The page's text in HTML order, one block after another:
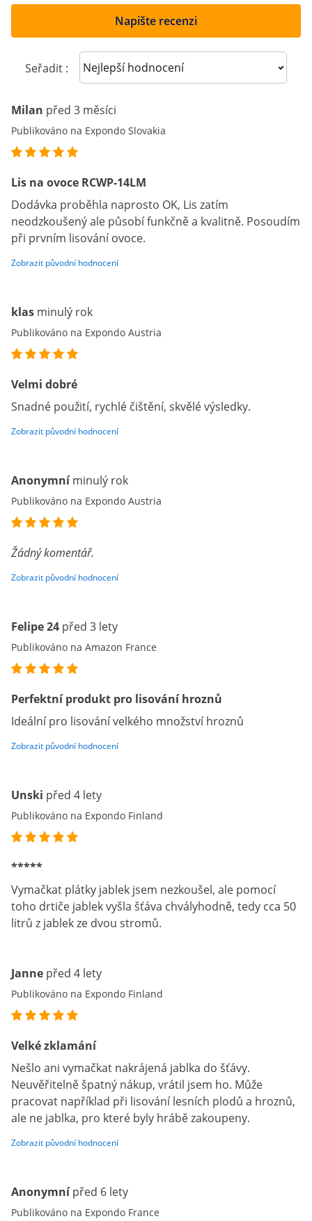
Napište recenzi
Seřadit : Sort reviews
Milan před 3 měsíci
Publikováno na Expondo Slovakia
Lis na ovoce RCWP-14LM
Dodávka proběhla naprosto OK, Lis zatím
neodzkoušený ale působí funkčně a kvalitně. Posoudím
při prvním lisování ovoce.
Zobrazit původní hodnocení
klas minulý rok
Publikováno na Expondo Austria
Velmi dobré
Snadné použití, rychlé čištění, skvělé výsledky.
Zobrazit původní hodnocení
Anonymní minulý rok
Publikováno na Expondo Austria
Žádný komentář.
Zobrazit původní hodnocení
Felipe 24 před 3 lety
Publikováno na Amazon France
Perfektní produkt pro lisování hroznů
Ideální pro lisování velkého množství hroznů
Zobrazit původní hodnocení
Unski před 4 lety
Publikováno na Expondo Finland
*****
Vymačkat plátky jablek jsem nezkoušel, ale pomocí
toho drtiče jablek vyšla šťáva chvályhodně, tedy cca 50
litrů z jablek ze dvou stromů.
Janne před 4 lety
Publikováno na Expondo Finland
Velké zklamání
Nešlo ani vymačkat nakrájená jablka do šťávy.
Neuvěřitelně špatný nákup, vrátil jsem ho. Může
pracovat například při lisování lesních plodů a hroznů,
ale ne jablka, pro které byly hrábě zakoupeny.
Zobrazit původní hodnocení
Anonymní před 6 lety
Publikováno na Expondo France